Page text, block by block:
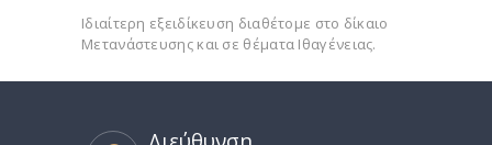
Ιδιαίτερη εξειδίκευση διαθέτομε στο δίκαιο
Μετανάστευσης και σε θέματα Ιθαγένειας.